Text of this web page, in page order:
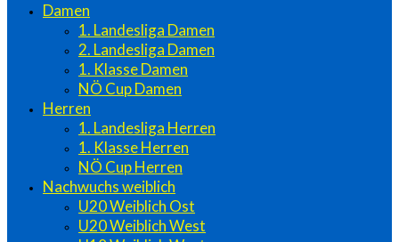
Damen
1. Landesliga Damen
2. Landesliga Damen
1. Klasse Damen
NÖ Cup Damen
Herren
1. Landesliga Herren
1. Klasse Herren
NÖ Cup Herren
Nachwuchs weiblich
U20 Weiblich Ost
U20 Weiblich West